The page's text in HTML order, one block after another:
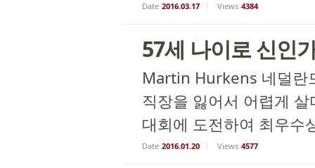
Date 2016.03.17 Views 4384
57세 나이로 신인
Martin Hurkens 네덜란
직장을 잃어서 어렵게
대회에 도전하여 최우
Date 2016.01.20 Views 4577